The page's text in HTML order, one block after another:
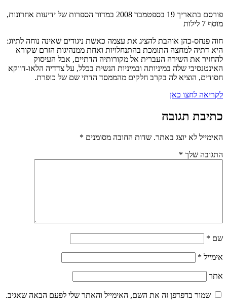
פורסם בתאריך 19 בספטמבר 2008 במדור הספרות של ידיעות אחרונות,
מוסף 7 לילות
חוה פנחס-כהן אוהבת להציג את עצמה כאשת ניגודים שאינה נוחה לתיוג:
היא דתיה למחצה התומכת בהתנחלויות ואחת ממנהיגות הזרם שקורא
להחזיר את השירה העברית אל מקורותיה הדתיים, אבל העיסוק
האינטנסיבי שלה במיניותה ובמיניות הנשית בכלל, על צדדיה הלאו-דווקא
חסודים, הוציא לה בקרב חלקים מהממסד הדתי שם של כופרת.
לקריאה לחצו כאן
כתיבת תגובה
האימייל לא יוצג באתר. שדות החובה מסומנים *
התגובה שלך *
שם *
אימייל *
אתר
שמור בדפדפן זה את השם, האימייל והאתר שלי לפעם הבאה שאגיב.